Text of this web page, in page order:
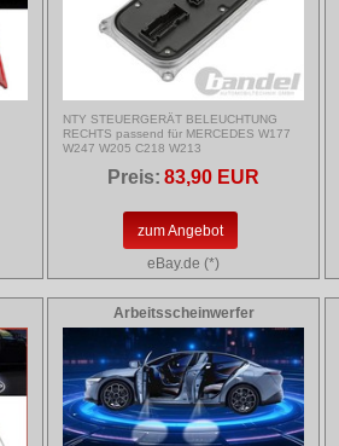
NTY STEUERGERÄT BELEUCHTUNG
RECHTS passend für MERCEDES W177
W247 W205 C218 W213
Preis: 83,90 EUR
zum Angebot
eBay.de (*)
Arbeitsscheinwerfer